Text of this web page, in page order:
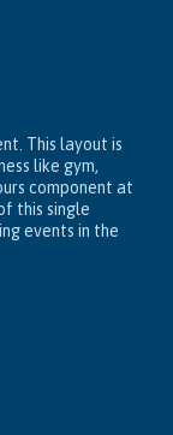
This layout is
like gym,
component at
this single
events in the